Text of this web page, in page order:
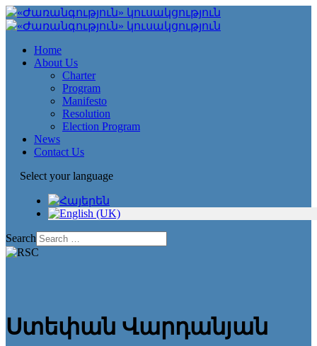
Home
About Us
Charter
Program
Manifesto
Resolution
Election Program
News
Contact Us
Select your language
Search
Ստեփան Վարդանյան